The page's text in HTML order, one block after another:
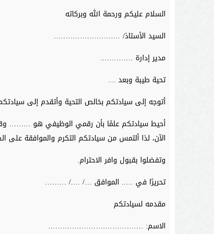
السلام عليكم ورحمة الله وبركاته
السيد الأستاذ/ ……………………….
مدير إدارة …………..
تحية طيبة وبعد …
أتوجه إلى سيادتكم بخالص التحية وأتقدم إلى
أحيط سيادتكم علمًا بأن رقمي الوظيفي هو ………
الآن، لذا ألتمس من سيادتكم التكرم والموافقة
وتفضلوا بقبول وافر الاحترام.
تحريرًا في ….. الموافق …/ …./ ………
مقدمه لسيادتكم
الاسم: ………………………………….